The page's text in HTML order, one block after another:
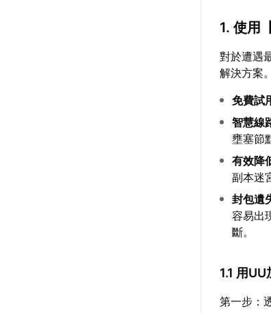
1. 使用
對於遭遇
解決方案
免費試
智慧線
壅塞節
有效降
副本迷
封包遺
容易出
斷。
1.1 用
第一步：